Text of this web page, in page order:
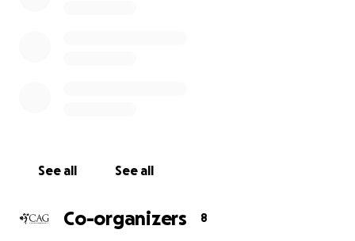
und wünschen euch viel Spaß bei unserer ganz
See all See all
Co-organizers 8